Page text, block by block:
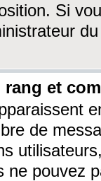
Si
rang et
de
ne pouvez